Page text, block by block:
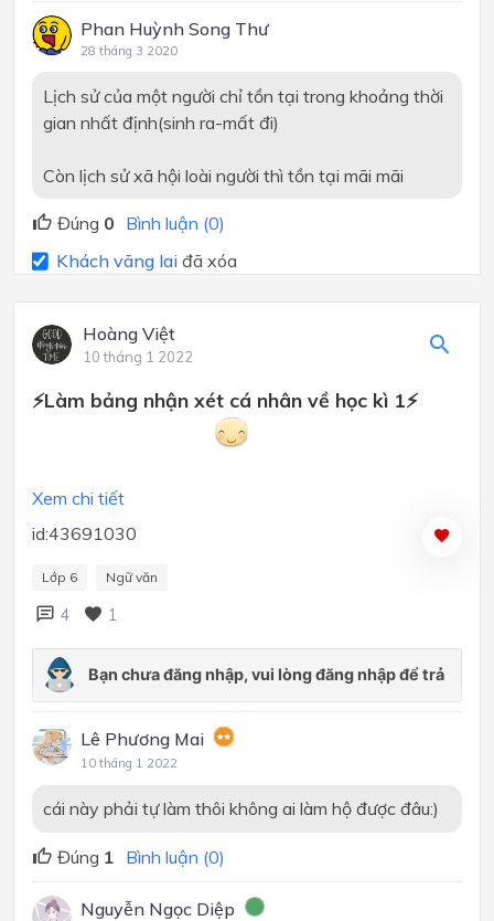
Phan Huỳnh Song Thư
28 tháng 3 2020
Lịch sử của một người chỉ tồn tại trong khoảng thời
gian nhất định(sinh ra-mất đi)
Còn lịch sử xã hội loài người thì tồn tại mãi mãi
Đúng 0 Bình luận (0)
Khách vãng lai đã xóa
Hoàng Việt
10 tháng 1 2022
⚡Làm bảng nhận xét cá nhân về học kì 1⚡
Xem chi tiết
id:43691030
Lớp 6 Ngữ văn
4 1
Lê Phương Mai
10 tháng 1 2022
cái này phải tự làm thôi không ai làm hộ được đâu:)
Đúng 1 Bình luận (0)
Nguyễn Ngọc Diệp